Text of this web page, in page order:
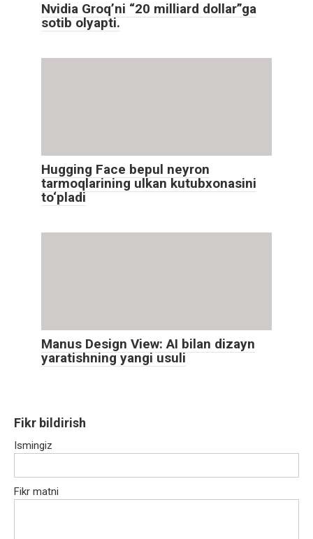
Nvidia Groq’ni “20 milliard dollar”ga
sotib olyapti.
Hugging Face bepul neyron
tarmoqlarining ulkan kutubxonasini
to‘pladi
Manus Design View: AI bilan dizayn
yaratishning yangi usuli
Fikr bildirish
Ismingiz
Fikr matni